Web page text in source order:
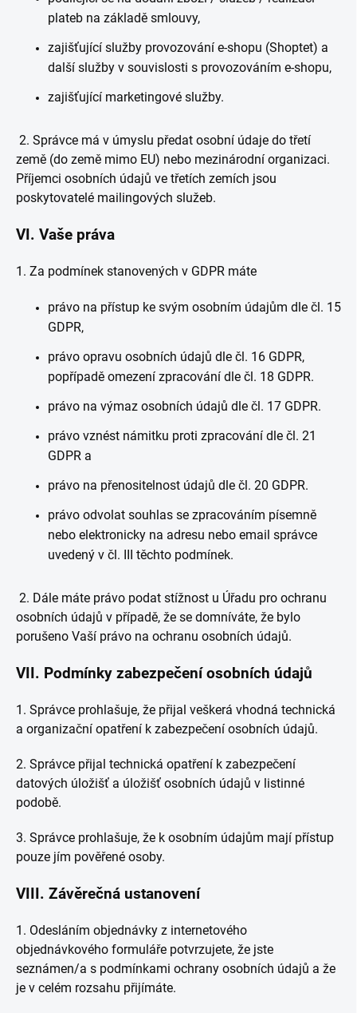
plateb na základě smlouvy,
zajišťující služby provozování e-shopu (Shoptet) a
další služby v souvislosti s provozováním e-shopu,
zajišťující marketingové služby.
2. Správce má v úmyslu předat osobní údaje do třetí
země (do země mimo EU) nebo mezinárodní organizaci.
Příjemci osobních údajů ve třetích zemích jsou
poskytovatelé mailingových služeb.
VI. Vaše práva
1. Za podmínek stanovených v GDPR máte
právo na přístup ke svým osobním údajům dle čl. 15
GDPR,
právo opravu osobních údajů dle čl. 16 GDPR,
popřípadě omezení zpracování dle čl. 18 GDPR.
právo na výmaz osobních údajů dle čl. 17 GDPR.
právo vznést námitku proti zpracování dle čl. 21
GDPR a
právo na přenositelnost údajů dle čl. 20 GDPR.
právo odvolat souhlas se zpracováním písemně
nebo elektronicky na adresu nebo email správce
uvedený v čl. III těchto podmínek.
2. Dále máte právo podat stížnost u Úřadu pro ochranu
osobních údajů v případě, že se domníváte, že bylo
porušeno Vaší právo na ochranu osobních údajů.
VII. Podmínky zabezpečení osobních údajů
1. Správce prohlašuje, že přijal veškerá vhodná technická
a organizační opatření k zabezpečení osobních údajů.
2. Správce přijal technická opatření k zabezpečení
datových úložišť a úložišť osobních údajů v listinné
podobě.
3. Správce prohlašuje, že k osobním údajům mají přístup
pouze jím pověřené osoby.
VIII. Závěrečná ustanovení
1. Odesláním objednávky z internetového
objednávkového formuláře potvrzujete, že jste
seznámen/a s podmínkami ochrany osobních údajů a že
je v celém rozsahu přijímáte.